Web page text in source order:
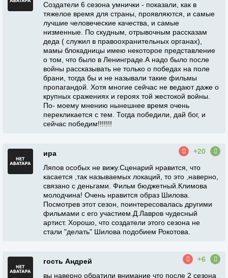
Создатели 6 сезона умнички - показали, как в
тяжелое время для страны, проявляются, и самые
лучшие человеческие качества, и самые
низменные. По скудным, отрывочным рассказам
деда ( служил в правоохранительных органах),
мамы блокадницы имею некоторое представление
о том, что было в Ленинграде.А надо было после
войны рассказывать не только о победах на поле
брани, тогда бы и не называли такие фильмы
пропагандой. Хотя многие сейчас не ведают даже о
крупных сражениях и героях той жестокой войны.
По- моему мнению нынешнее время очень
перекликается с тем. Тогда победили, дай бог, и
сейчас победим!!!!!!!
ира
+20
Ляпов особых не вижу.Сценарий нравится, что
касается ,так называемых локаций, то это ,наверно,
связано с деньгами. Фильм бюджетный.Климова
молодчина! Очень нравится образ Шилова.
Посмотрев этот сезон, поинтересовалась другими
фильмами с его участием.Д.Лавров чудесный
артист. Хорошо, что создатели этого сезона не
стали "делать" Шилова подобием Рокотова.
гость Андрей
+6
вы наверно обратили внимание что после 2 сезона